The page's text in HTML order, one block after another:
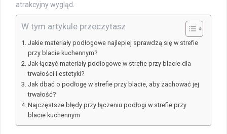
atrakcyjny wygląd.
W tym artykule przeczytasz
Jakie materiały podłogowe najlepiej sprawdzą się w strefie
przy blacie kuchennym?
Jak łączyć materiały podłogowe w strefie przy blacie dla
trwałości i estetyki?
Jak dbać o podłogę w strefie przy blacie, aby zachować jej
trwałość?
Najczęstsze błędy przy łączeniu podłogi w strefie przy
blacie kuchennym